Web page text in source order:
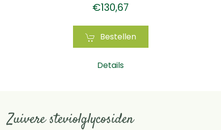
€130,67
Bestellen
Details
Zuivere steviolglycosiden